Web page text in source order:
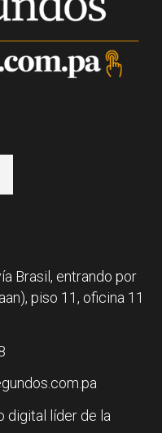
Brasil, entrando por
piso 11, oficina 11
digital líder de la